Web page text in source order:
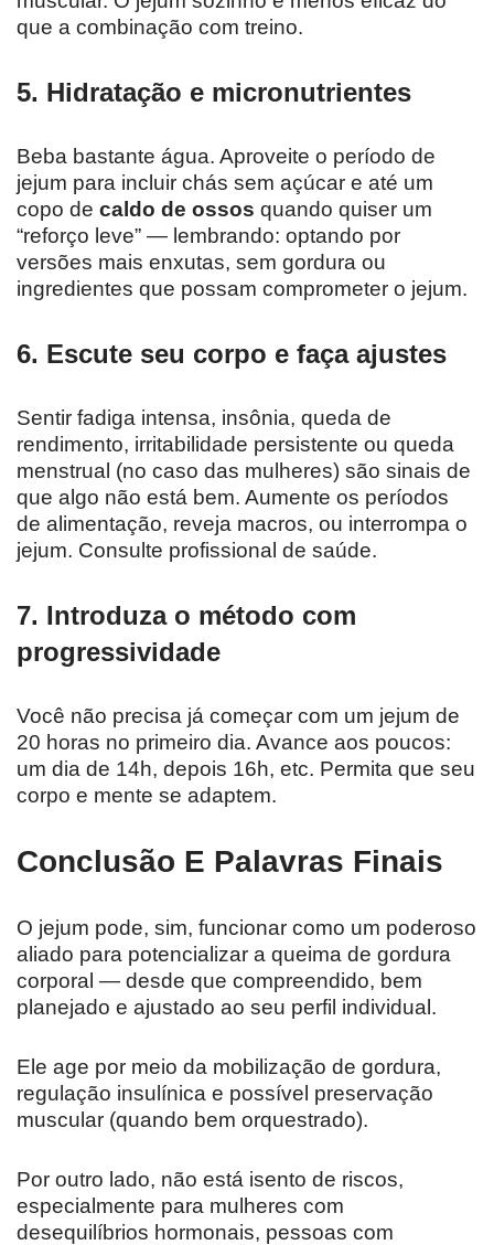
que a combinação com treino.
5. Hidratação e micronutrientes
Beba bastante água. Aproveite o período de
jejum para incluir chás sem açúcar e até um
copo de caldo de ossos quando quiser um
“reforço leve” — lembrando: optando por
versões mais enxutas, sem gordura ou
ingredientes que possam comprometer o jejum.
6. Escute seu corpo e faça ajustes
Sentir fadiga intensa, insônia, queda de
rendimento, irritabilidade persistente ou queda
menstrual (no caso das mulheres) são sinais de
que algo não está bem. Aumente os períodos
de alimentação, reveja macros, ou interrompa o
jejum. Consulte profissional de saúde.
7. Introduza o método com
progressividade
Você não precisa já começar com um jejum de
20 horas no primeiro dia. Avance aos poucos:
um dia de 14h, depois 16h, etc. Permita que seu
corpo e mente se adaptem.
Conclusão E Palavras Finais
O jejum pode, sim, funcionar como um poderoso
aliado para potencializar a queima de gordura
corporal — desde que compreendido, bem
planejado e ajustado ao seu perfil individual.
Ele age por meio da mobilização de gordura,
regulação insulínica e possível preservação
muscular (quando bem orquestrado).
Por outro lado, não está isento de riscos,
especialmente para mulheres com
desequilíbrios hormonais, pessoas com